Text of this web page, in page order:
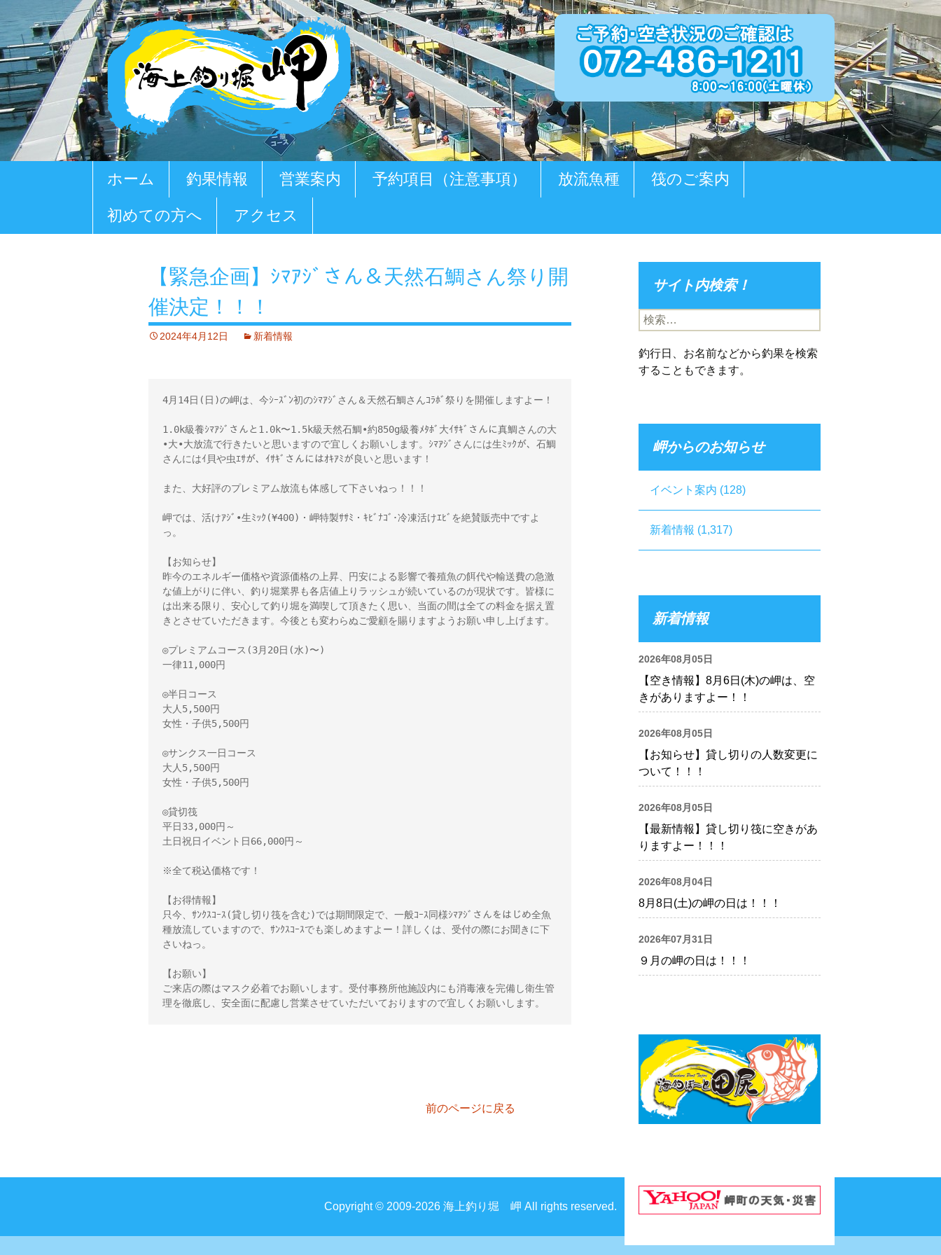
ツ
ホーム 釣果情報 営業案内 予約項目（注意事項） 放流魚種 筏のご案内
初めての方へ アクセス
【緊急企画】ｼﾏｱｼﾞさん＆天然石鯛さん祭り開
催決定！！！
2024年4月12日 新着情報
4月14日(日)の岬は、今ｼｰｽﾞﾝ初のｼﾏｱｼﾞさん＆天然石鯛さんｺﾗﾎﾞ祭りを開催しますよー！
1.0k級養ｼﾏｱｼﾞさんと1.0k〜1.5k級天然石鯛•約850g級養ﾒﾀﾎﾞ大ｲｻｷﾞさんに真鯛さんの大
•大•大放流で行きたいと思いますので宜しくお願いします。ｼﾏｱｼﾞさんには生ﾐｯｸが、石鯛
さんにはｲ貝や虫ｴｻが、ｲｻｷﾞさんにはｵｷｱﾐが良いと思います！
また、大好評のプレミアム放流も体感して下さいねっ！！！
岬では、活けｱｼﾞ•生ﾐｯｸ(¥400)・岬特製ｻｻﾐ・ｷﾋﾞﾅｺﾞ･冷凍活けｴﾋﾞを絶賛販売中ですよ
っ。
【お知らせ】
昨今のエネルギー価格や資源価格の上昇、円安による影響で養殖魚の餌代や輸送費の急激
な値上がりに伴い、釣り堀業界も各店値上りラッシュが続いているのが現状です。皆様に
は出来る限り、安心して釣り堀を満喫して頂きたく思い、当面の間は全ての料金を据え置
きとさせていただきます。今後とも変わらぬご愛顧を賜りますようお願い申し上げます。
◎プレミアムコース(3月20日(水)〜)
一律11,000円
◎半日コース
大人5,500円
女性・子供5,500円
◎サンクス一日コース
大人5,500円
女性・子供5,500円
◎貸切筏
平日33,000円～
土日祝日イベント日66,000円～
※全て税込価格です！
【お得情報】
只今、ｻﾝｸｽｺｰｽ(貸し切り筏を含む)では期間限定で、一般ｺｰｽ同様ｼﾏｱｼﾞさんをはじめ全魚
種放流していますので、ｻﾝｸｽｺｰｽでも楽しめますよー！詳しくは、受付の際にお聞きに下
さいねっ。
【お願い】
ご来店の際はマスク必着でお願いします。受付事務所他施設内にも消毒液を完備し衛生管
理を徹底し、安全面に配慮し営業させていただいておりますので宜しくお願いします。
前のページに戻る
サイト内検索！
検
索:
釣行日、お名前などから釣果を検索
することもできます。
岬からのお知らせ
イベント案内 (128)
新着情報 (1,317)
新着情報
2026年08月05日
【空き情報】8月6日(木)の岬は、空
きがありますよー！！
2026年08月05日
【お知らせ】貸し切りの人数変更に
ついて！！！
2026年08月05日
【最新情報】貸し切り筏に空きがあ
りますよー！！！
2026年08月04日
8月8日(土)の岬の日は！！！
2026年07月31日
９月の岬の日は！！！
Copyright © 2009-2026 海上釣り堀 岬 All rights reserved.